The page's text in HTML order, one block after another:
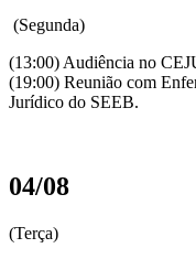
(Segunda)
(13:00) Audiência no
(19:00) Reunião com
Jurídico do SEEB.
04/08
(Terça)